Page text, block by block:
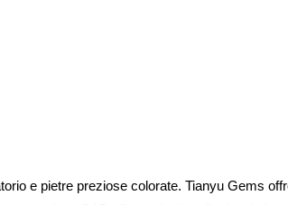
e pietre preziose colorate. Tianyu Gems